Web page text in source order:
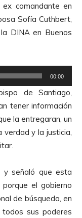
comandante en
Sofía Cuthbert,
DINA en Buenos
00:00
de Santiago,
tener información
la entregaran, un
y la justicia,
y señaló que esta
el gobierno
de búsqueda, en
sus poderes